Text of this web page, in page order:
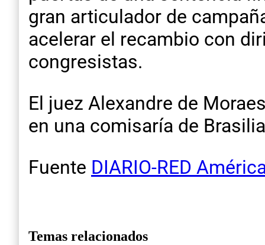
gran articulador de
acelerar el recambio con
congresistas.
El juez Alexandre de
en una comisaría de
Fuente DIARIO-RED
Temas relacionados